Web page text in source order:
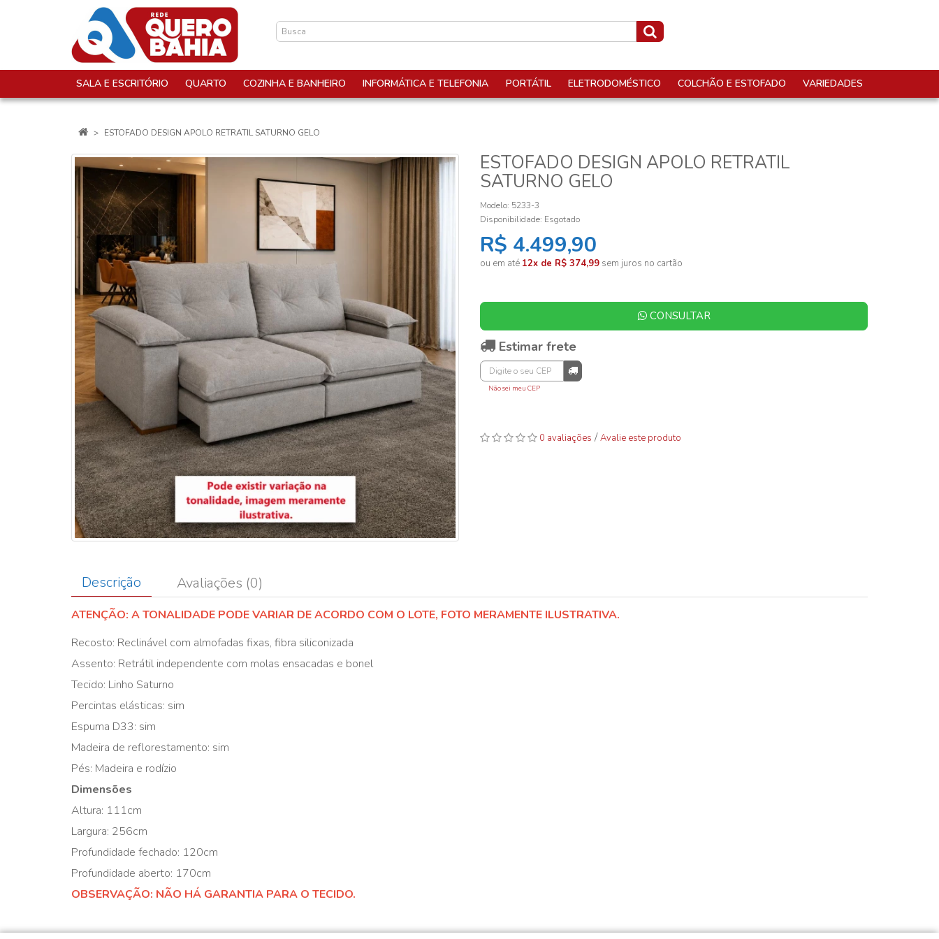
SALA E ESCRITÓRIO QUARTO COZINHA E BANHEIRO INFORMÁTICA E TELEFONIA PORTÁTIL ELETRODOMÉSTICO COLCHÃO E ESTOFADO VARIEDADES
ESTOFADO DESIGN APOLO RETRATIL SATURNO GELO
ESTOFADO DESIGN APOLO RETRATIL
SATURNO GELO
Modelo: 5233-3
Disponibilidade: Esgotado
R$ 4.499,90
ou em até 12x de R$ 374,99 sem juros no cartão
CONSULTAR
Estimar frete
Não sei meu CEP
0 avaliações /Avalie este produto
Descrição Avaliações (0)
ATENÇÃO: A TONALIDADE PODE VARIAR DE ACORDO COM O LOTE, FOTO MERAMENTE ILUSTRATIVA.
Recosto: Reclinável com almofadas fixas, fibra siliconizada
Assento: Retrátil independente com molas ensacadas e bonel
Tecido: Linho Saturno
Percintas elásticas: sim
Espuma D33: sim
Madeira de reflorestamento: sim
Pés: Madeira e rodízio
Dimensões
Altura: 111cm
Largura: 256cm
Profundidade fechado: 120cm
Profundidade aberto: 170cm
OBSERVAÇÃO: NÃO HÁ GARANTIA PARA O TECIDO.